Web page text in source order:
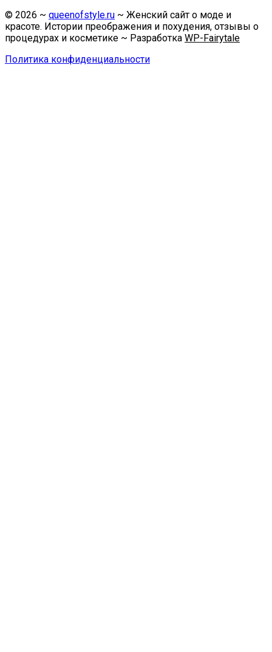
© 2026 ~ queenofstyle.ru ~ Женский сайт о моде и
красоте. Истории преображения и похудения, отзывы о
процедурах и косметике ~ Разработка WP-Fairytale
Политика конфиденциальности